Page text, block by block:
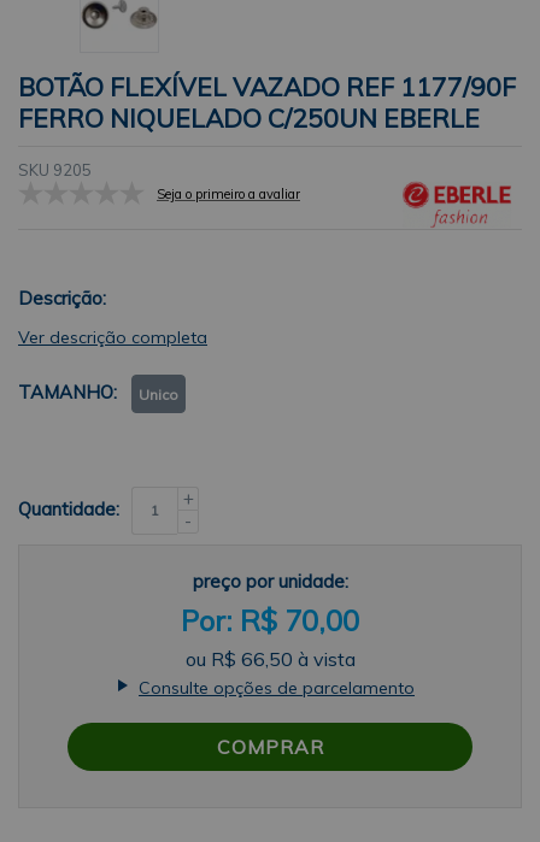
BOTÃO FLEXÍVEL VAZADO REF 1177/90F
FERRO NIQUELADO C/250UN EBERLE
SKU 9205
Seja o primeiro a avaliar
Descrição:
Ver descrição completa
TAMANHO Unico
Quantidade:
+
-
preço por unidade:
R$ 70,00
ou R$ 66,50 à vista
Consulte opções de parcelamento